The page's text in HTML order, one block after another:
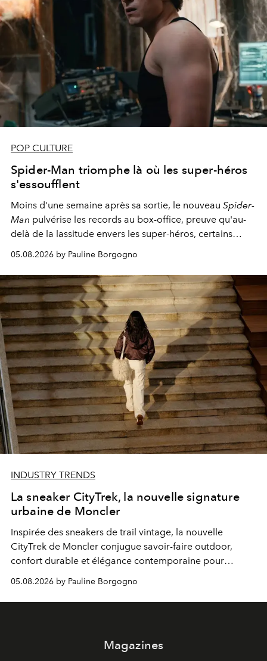
POP CULTURE
Spider-Man triomphe là où les super-héros
s'essoufflent
Moins d'une semaine après sa sortie, le nouveau Spider-
Man pulvérise les records au box-office, preuve qu'au-
delà de la lassitude envers les super-héros, certains
personnages continuent de susciter une ferveur intacte.
05.08.2026 by Pauline Borgogno
INDUSTRY TRENDS
La sneaker CityTrek, la nouvelle signature
urbaine de Moncler
Inspirée des sneakers de trail vintage, la nouvelle
CityTrek de Moncler conjugue savoir-faire outdoor,
confort durable et élégance contemporaine pour
accompagner les explorations du quotidien.
05.08.2026 by Pauline Borgogno
Magazines